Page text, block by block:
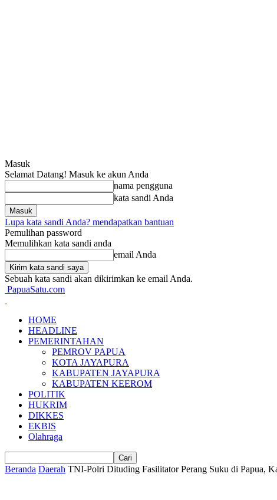
Masuk
Selamat Datang! Masuk ke akun Anda
nama pengguna
kata sandi Anda
Lupa kata sandi Anda? mendapatkan bantuan
Pemulihan password
Memulihkan kata sandi anda
email Anda
Sebuah kata sandi akan dikirimkan ke email Anda.
PapuaSatu.com
HOME
HEADLINE
PEMERINTAHAN
PEMROV PAPUA
KOTA JAYAPURA
KABUPATEN JAYAPURA
KABUPATEN KEEROM
POLITIK
HUKRIM
DIKKES
EKBIS
Olahraga
Beranda Daerah TNI-Polri Dituding Fasilitator Perang Suku di Papua,